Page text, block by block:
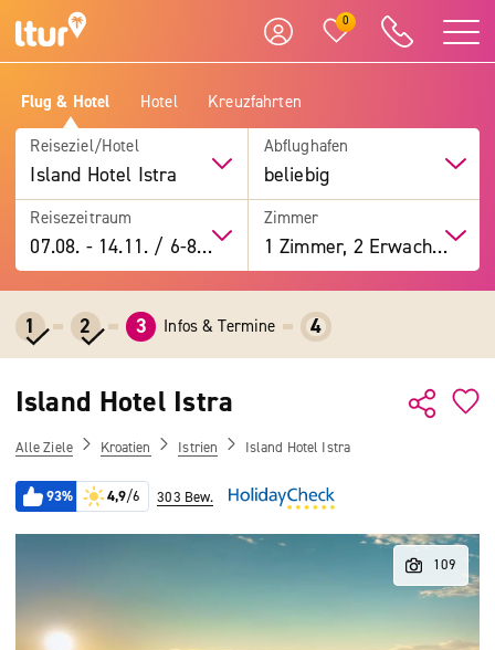
0
Flug & Hotel Hotel Kreuzfahrten
Reiseziel/Hotel
Island Hotel Istra
Abflughafen
beliebig
Reisezeitraum
07.08. -14.11. / 6-8 Tage
Zimmer
1 Zimmer, 2 Erwachsene
1 2 3 Infos & Termine 4
Island Hotel Istra
Alle Ziele Kroatien Istrien Island Hotel Istra
93% 4,9/6 303 Bew.